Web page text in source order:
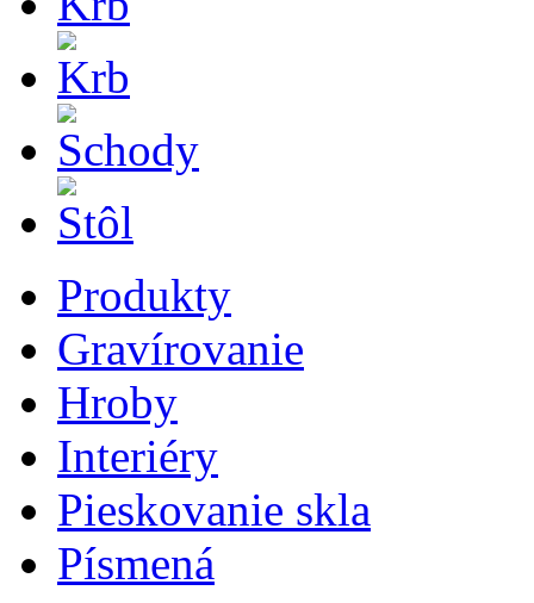
Produkty
Gravírovanie
Hroby
Interiéry
Pieskovanie skla
Písmená